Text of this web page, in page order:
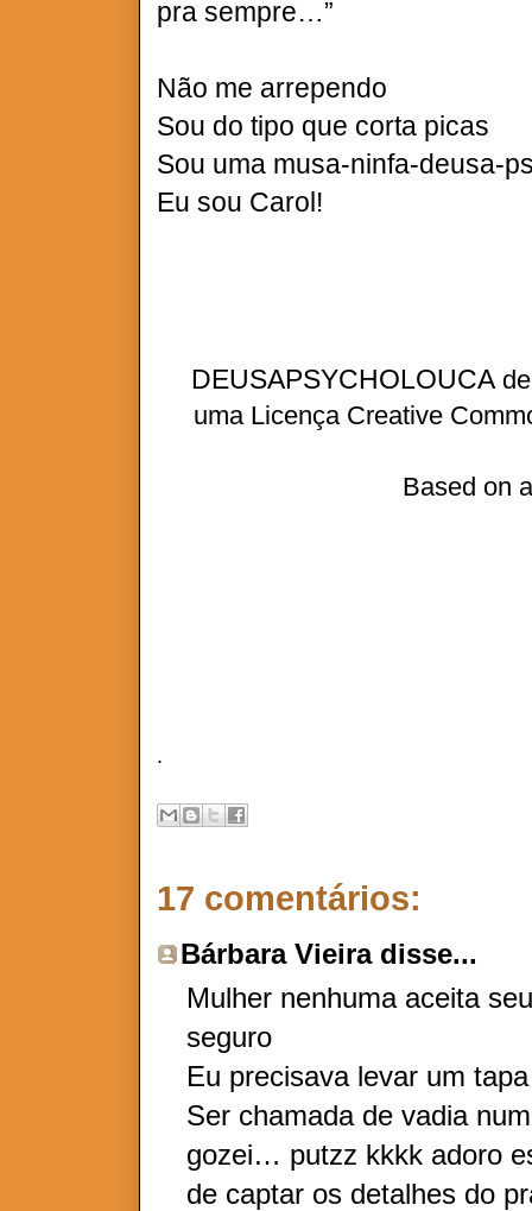
pra sempre…”
Não me arrependo
Sou do tipo que corta picas
Sou uma musa-ninfa-deusa-
Eu sou Carol!
DEUSAPSYCHOLOUCA
uma Licença Creative
Based on
.
17 comentários:
Bárbara Vieiradisse...
Mulher nenhuma aceita
seguro
Eu precisava levar um
Ser chamada de vadia
gozei… putzz kkkk adoro
de captar os detalhes do